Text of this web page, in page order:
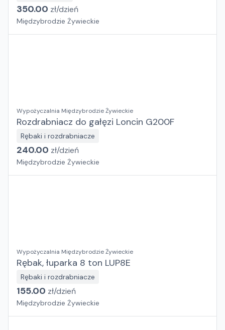
350.00 zł/dzień
Międzybrodzie Żywieckie
Wypożyczalnia Międzybrodzie Żywieckie
Rozdrabniacz do gałęzi Loncin G200F
Rębaki i rozdrabniacze
240.00 zł/dzień
Międzybrodzie Żywieckie
Wypożyczalnia Międzybrodzie Żywieckie
Rębak, łuparka 8 ton LUP8E
Rębaki i rozdrabniacze
155.00 zł/dzień
Międzybrodzie Żywieckie